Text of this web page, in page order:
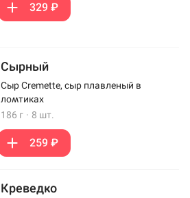
329 ₽
Сырный
Сыр Cremette, сыр плавленый в
ломтиках
186 г · 8 шт.
259 ₽
Креведко